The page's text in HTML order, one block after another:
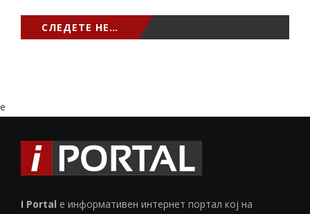
СЛЕДЕТЕ НЕ…
e
I Portal е информативен интернет портал кој на